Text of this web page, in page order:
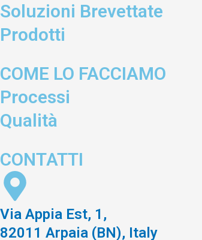
Soluzioni Brevettate
Prodotti
COME LO FACCIAMO
Processi
Qualità
CONTATTI
Via Appia Est, 1,
82011 Arpaia (BN), Italy